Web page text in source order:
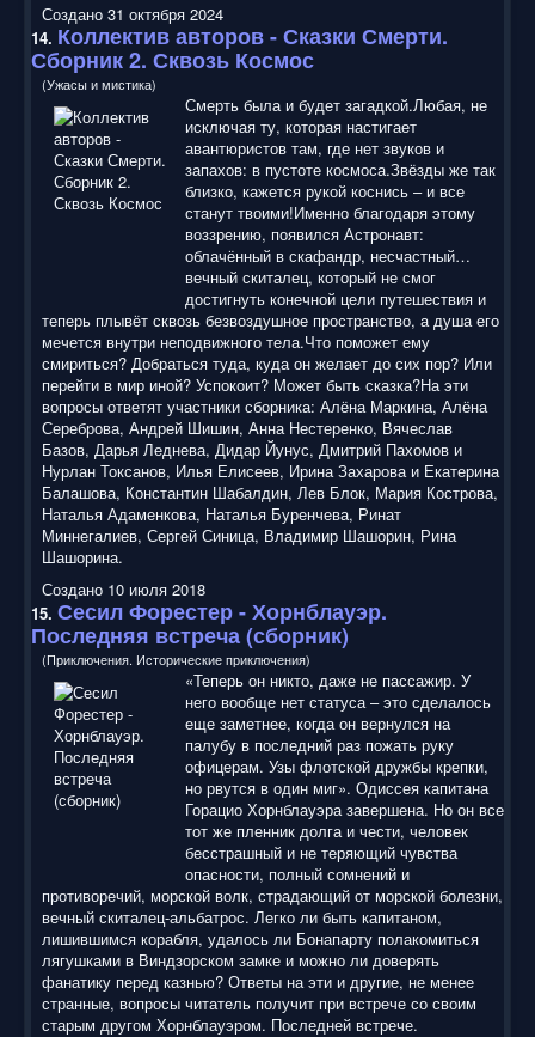
Создано 31 октября 2024
14. Коллектив авторов - Сказки Смерти.
Сборник 2. Сквозь Космос
(Ужасы и мистика)
Смерть была и будет загадкой.Любая, не
исключая ту, которая настигает
авантюристов там, где нет звуков и
запахов: в пустоте космоса.Звёзды же так
близко, кажется рукой коснись – и все
станут твоими!Именно благодаря этому
воззрению, появился Астронавт:
облачённый в скафандр, несчастный…
вечный скиталец, который не смог
достигнуть конечной цели путешествия и
теперь плывёт сквозь безвоздушное пространство, а душа его
мечется внутри неподвижного тела.Что поможет ему
смириться? Добраться туда, куда он желает до сих пор? Или
перейти в мир иной? Успокоит? Может быть сказка?На эти
вопросы ответят участники сборника: Алёна Маркина, Алёна
Сереброва, Андрей Шишин, Анна Нестеренко, Вячеслав
Базов, Дарья Леднева, Дидар Йунус, Дмитрий Пахомов и
Нурлан Токсанов, Илья Елисеев, Ирина Захарова и Екатерина
Балашова, Константин Шабалдин, Лев Блок, Мария Кострова,
Наталья Адаменкова, Наталья Буренчева, Ринат
Миннегалиев, Сергей Синица, Владимир Шашорин, Рина
Шашорина.
Создано 10 июля 2018
15. Сесил Форестер - Хорнблауэр.
Последняя встреча (сборник)
(Приключения. Исторические приключения)
«Теперь он никто, даже не пассажир. У
него вообще нет статуса – это сделалось
еще заметнее, когда он вернулся на
палубу в последний раз пожать руку
офицерам. Узы флотской дружбы крепки,
но рвутся в один миг». Одиссея капитана
Горацио Хорнблауэра завершена. Но он все
тот же пленник долга и чести, человек
бесстрашный и не теряющий чувства
опасности, полный сомнений и
противоречий, морской волк, страдающий от морской болезни,
вечный скиталец-альбатрос. Легко ли быть капитаном,
лишившимся корабля, удалось ли Бонапарту полакомиться
лягушками в Виндзорском замке и можно ли доверять
фанатику перед казнью? Ответы на эти и другие, не менее
странные, вопросы читатель получит при встрече со своим
старым другом Хорнблауэром. Последней встрече.